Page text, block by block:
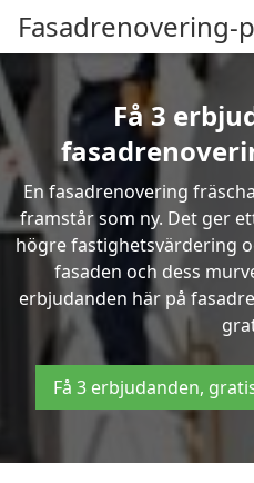
Fasadrenovering-
Få 3
En fasadrenovering
framstår som ny. Det ger
högre fastighetsvärdering
fasaden och dess
erbjudanden här på
Få 3 erbjudanden,